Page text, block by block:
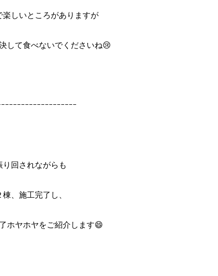
楽しいところがありますが
して食べないでくださいね😢
ｰｰｰｰｰｰｰｰｰｰｰｰｰｰｰｰｰｰ
り回されながらも
棟、施工完了し、
ホヤホヤをご紹介します😄